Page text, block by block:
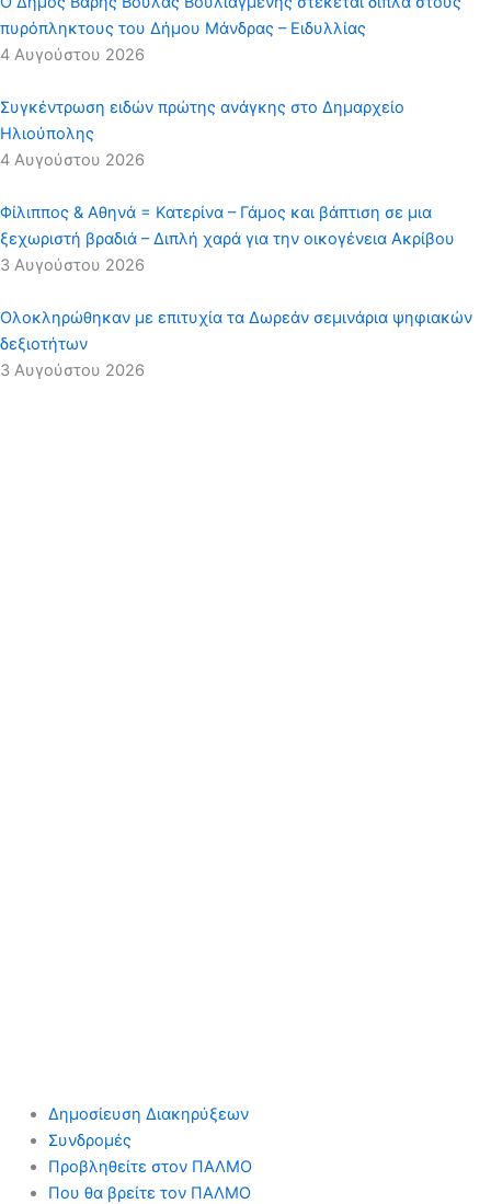
πυρόπληκτους του Δήμου Μάνδρας – Ειδυλλίας
4 Αυγούστου 2026
Συγκέντρωση ειδών πρώτης ανάγκης στο Δημαρχείο
Ηλιούπολης
4 Αυγούστου 2026
Φίλιππος & Αθηνά = Κατερίνα – Γάμος και βάπτιση σε μια
ξεχωριστή βραδιά – Διπλή χαρά για την οικογένεια Ακρίβου
3 Αυγούστου 2026
Ολοκληρώθηκαν με επιτυχία τα Δωρεάν σεμινάρια ψηφιακών
δεξιοτήτων
3 Αυγούστου 2026
Δημοσίευση Διακηρύξεων
Συνδρομές
Προβληθείτε στον ΠΑΛΜΟ
Που θα βρείτε τον ΠΑΛΜΟ